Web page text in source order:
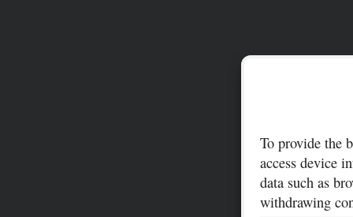
To provide the
access device
data such as
withdrawing